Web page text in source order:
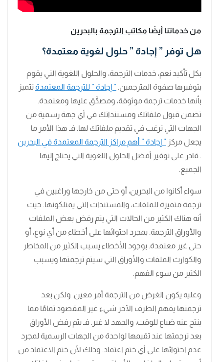
من خدماتنا أيضَا مكاتب الترجمة بالبحرين
هل توفر ” إجادة ” حلول لغوية معتمدة؟
بكل تأكيد نعم، خدمات الترجمة، والحلول اللغوية التي يقوم
بتوفيرها صفوة المترجمين. ” إجادة ” للترجمة المعتمدة تتميز
بأنها خدمات ترجمة موثوقة، ومصدَّق عليها ومعتمدة.
تضمن قبول ملفاتك ومستنداتك في أي جهة رسمية من
الجهات التي ترغب في تقديم ملفاتك لها. فـ هذا الأمر ما
يجعل مركز ” إجادة ” أهم مراكز الترجمة المعتمدة في البحرين
. قادر على توفير أفضل الحلول اللغوية التي يحتاج إليها
الجميع.
سواء أكانوا من البحرين، أو حتى من خارجها وراغبين في
ترجمة متميزة للملفات، والمستندات التي يمتلكونها. حيث
أنه هناك الكثير من الحالات التي يتم رفض بعض الملفات
والأوراق الترجمة. بمجرد احتوائها على أخطاء من أي نوع، أو
حتى غير معتمدة. بوجود الأخطاء يسبب الكثير من المخاطر
والكوارث الملفات والأوراق التي سيتم ترجمتها ويسبب
الكثير من سوء الفهم.
وعليه يكون الغرض من الترجمة أمر معين. ولكن بعد
ترجمتها يفهم الطرف الآخر شيء غير المقصود تمامًا مما
ينتج عنه ضياع للوقت، والجهد لا غير. فـ يتم رفض الأوراق
بعد ترجمتها عند تقيمها لواحدة من الجهات الرسمية لمجرد
عدم احتوائها على أي ختم اعتماد. وذلك لأن ختم الاعتماد من